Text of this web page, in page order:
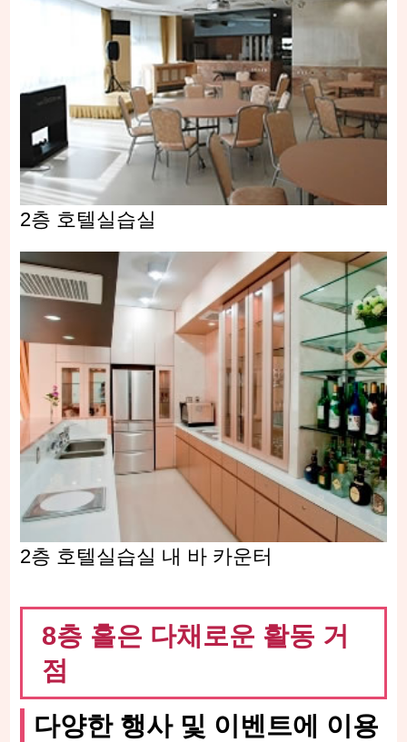
2층 호텔실습실
2층 호텔실습실 내 바 카운터
8층 홀은 다채로운 활동 거
점
다양한 행사 및 이벤트에 이용